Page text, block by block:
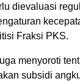
dievaluasi
Fraksi PKS.
menyoroti
subsidi